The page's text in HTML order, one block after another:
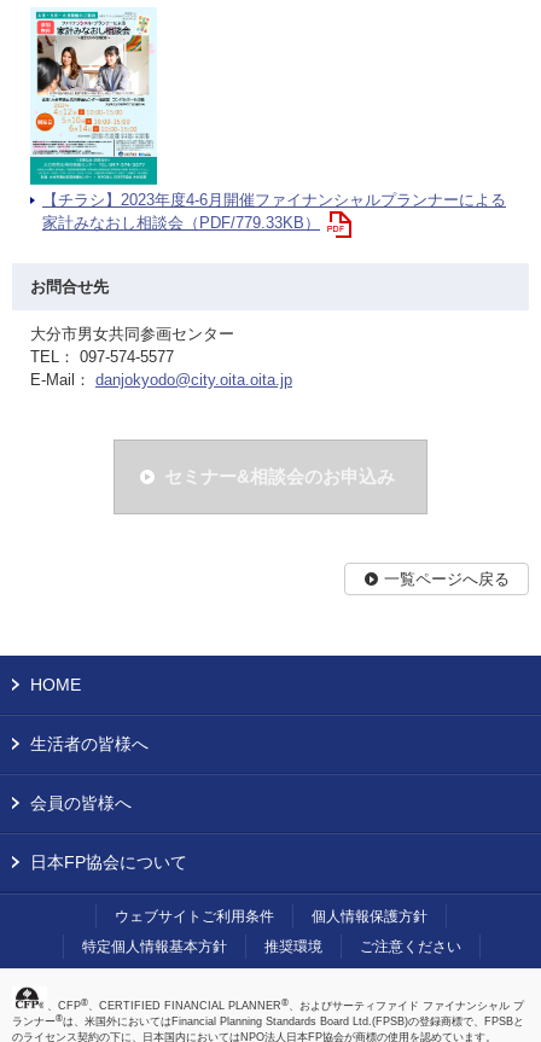
【チラシ】2023年度4-6月開催ファイナンシャルプランナーによる
家計みなおし相談会（PDF/779.33KB）
お問合せ先
大分市男女共同参画センター
TEL： 097-574-5577
E-Mail： danjokyodo@city.oita.oita.jp
セミナー&相談会のお申込み
一覧ページへ戻る
HOME
生活者の皆様へ
会員の皆様へ
日本FP協会について
ウェブサイトご利用条件
個人情報保護方針
特定個人情報基本方針
推奨環境 ご注意ください
、CFP®、CERTIFIED FINANCIAL PLANNER®、およびサーティファイド ファイナンシャル プ
ランナー®は、米国外においてはFinancial Planning Standards Board Ltd.(FPSB)の登録商標で、FPSBと
のライセンス契約の下に、日本国内においてはNPO法人日本FP協会が商標の使用を認めています。